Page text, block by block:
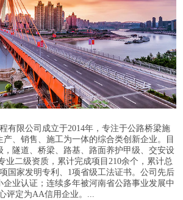
有限公司成立于2014年，专注于公路桥梁施
、销售、施工为一体的综合类创新企业。目
，隧道、桥梁、路基、路面养护甲级、交安设
业二级资质，累计完成项目210余个，累计总
国家发明专利、1项省级工法证书。公司先后
业认证；连续多年被河南省公路事业发展中
评定为AA信用企业。...